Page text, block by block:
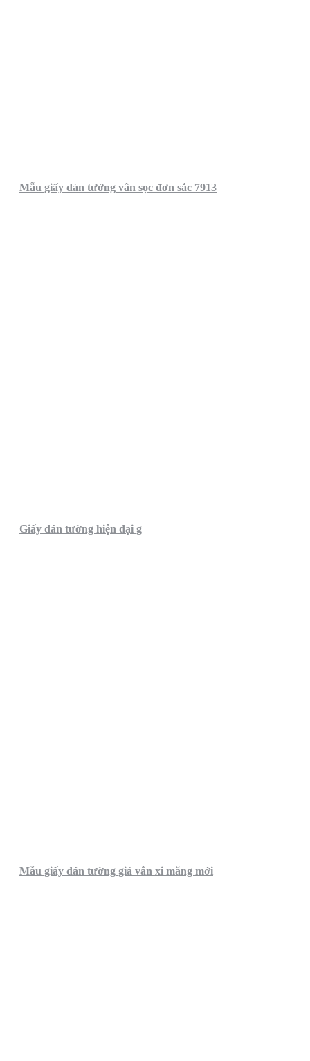
Mẫu giấy dán tường vân sọc đơn sắc 7913
Giấy dán tường hiện đại g
Mẫu giấy dán tường giả vân xi măng mới